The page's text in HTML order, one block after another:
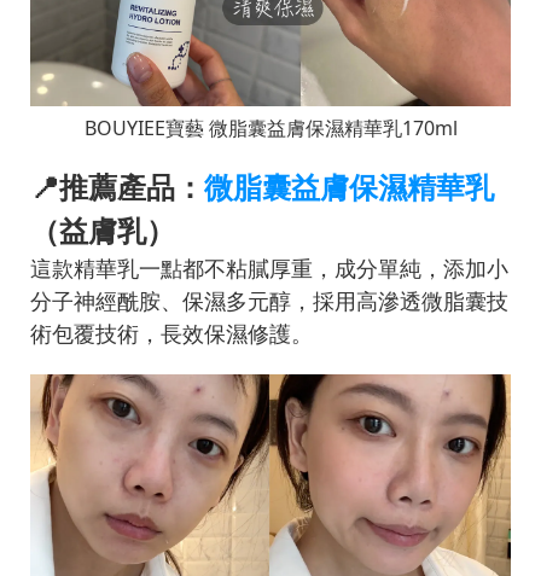
BOUYIEE寶藝 微脂囊益膚保濕精華乳170ml
📍推薦產品： 微脂囊益膚保濕精華乳
（益膚乳）
這款精華乳一點都不粘膩厚重，成分單純，添加小
分子神經酰胺、保濕多元醇，採用高滲透微脂囊技
術包覆技術，長效保濕修護。